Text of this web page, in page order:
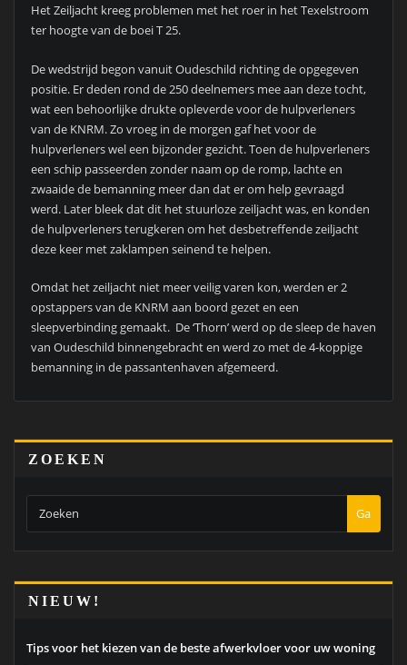
Het Zeiljacht kreeg problemen met het roer in het Texelstroom
ter hoogte van de boei T 25.
De wedstrijd begon vanuit Oudeschild richting de opgegeven
positie. Er deden rond de 250 deelnemers mee aan deze tocht,
wat een behoorlijke drukte opleverde voor de hulpverleners
van de KNRM. Zo vroeg in de morgen gaf het voor de
hulpverleners wel een bijzonder gezicht. Toen de hulpverleners
een schip passeerden zonder naam op de romp, lachte en
zwaaide de bemanning meer dan dat er om help gevraagd
werd. Later bleek dat dit het stuurloze zeiljacht was, en konden
de hulpverleners terugkeren om het desbetreffende zeiljacht
deze keer met zaklampen seinend te helpen.
Omdat het zeiljacht niet meer veilig varen kon, werden er 2
opstappers van de KNRM aan boord gezet en een
sleepverbinding gemaakt. De ‘Thorn’ werd op de sleep de haven
van Oudeschild binnengebracht en werd zo met de 4-koppige
bemanning in de passantenhaven afgemeerd.
ZOEKEN
Ga
NIEUW!
Tips voor het kiezen van de beste afwerkvloer voor uw woning